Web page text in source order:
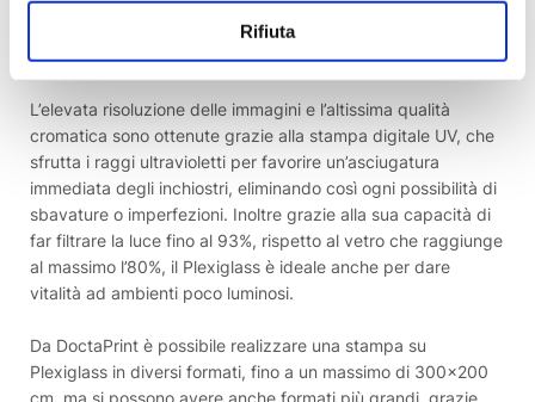
Rifiuta
esalteranno la lucentezza e la vividezza dei colori, come
richiesto ad esempio per la stampa di progetti d’architettura,
di paesaggi o di foto personali.
L’elevata risoluzione delle immagini e l’altissima qualità
cromatica sono ottenute grazie alla stampa digitale UV, che
sfrutta i raggi ultravioletti per favorire un’asciugatura
immediata degli inchiostri, eliminando così ogni possibilità di
sbavature o imperfezioni. Inoltre grazie alla sua capacità di
far filtrare la luce fino al 93%, rispetto al vetro che raggiunge
al massimo l’80%, il Plexiglass è ideale anche per dare
vitalità ad ambienti poco luminosi.
Da DoctaPrint è possibile realizzare una stampa su
Plexiglass in diversi formati, fino a un massimo di 300×200